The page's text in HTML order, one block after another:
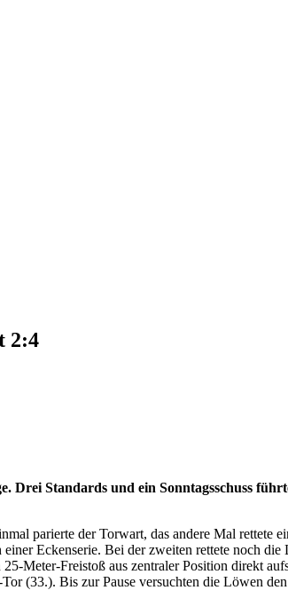
2:4
Standards und ein Sonntagsschuss
parierte der Torwart, das andere Mal
Eckenserie. Bei der zweiten rettete noch
Meter-Freistoß aus zentraler Position direkt
(33.). Bis zur Pause versuchten die Löwen